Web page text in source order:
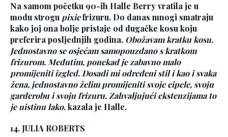
Na samom početku 90-ih Halle Berry vratila je u
modu strogu pixiefrizuru. Do danas mnogi smatraju
kako joj ona bolje pristaje od dugačke kosu koju
preferira posljednjih godina. Obožavam kratku kosu.
Jednostavno se osjećam samopouzdano s kratkom
frizurom. Međutim, ponekad je zabavno malo
promijeniti izgled. Dosadi mi određeni stil i kao i svaka
žena, jednostavno želim promijeniti svoje cipele, svoju
garderobu i svoju frizuru. Zahvaljujući ekstenzijama to
je uistinu lako, kazala je Halle.
14. JULIA ROBERTS